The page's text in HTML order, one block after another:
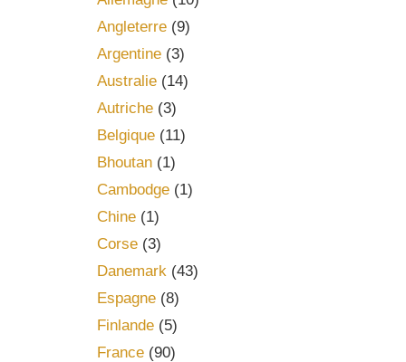
Angleterre(9)
Argentine(3)
Australie(14)
Autriche(3)
Belgique(11)
Bhoutan(1)
Cambodge(1)
Chine(1)
Corse(3)
Danemark(43)
Espagne(8)
Finlande(5)
France(90)